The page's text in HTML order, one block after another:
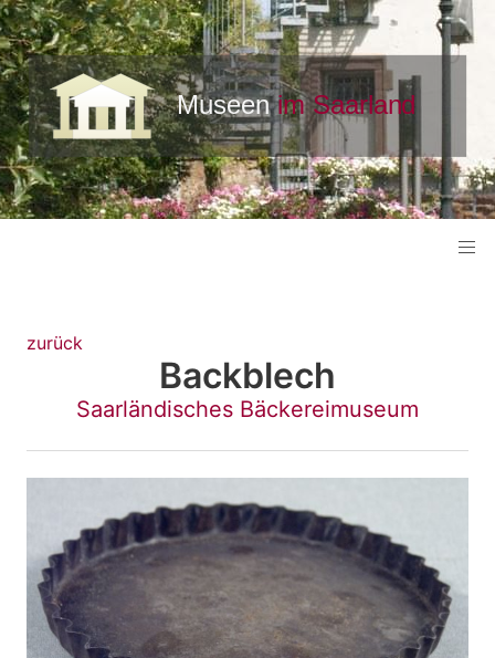
zurück
Backblech
Saarländisches Bäckereimuseum